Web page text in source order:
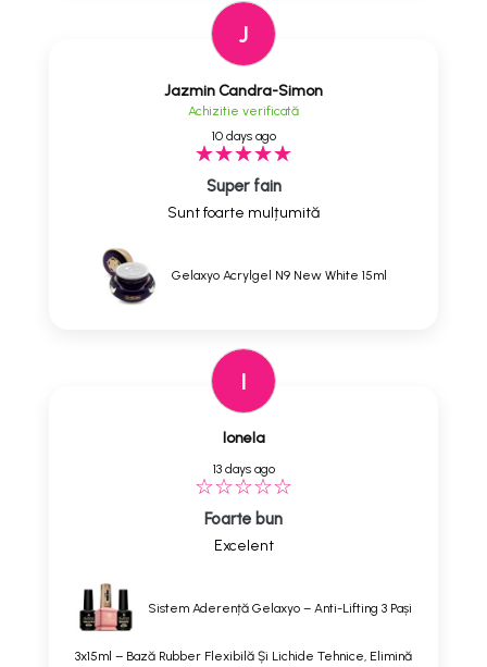
J
Jazmin Candra-Simon
Achizitie verificată
10 days ago
Super fain
Sunt foarte mulțumită
Gelaxyo Acrylgel N9 New White 15ml
I
Ionela
13 days ago
Foarte bun
Excelent
Sistem Aderență Gelaxyo – Anti-Lifting 3 Pași
3x15ml – Bază Rubber Flexibilă Și Lichide Tehnice, Elimină